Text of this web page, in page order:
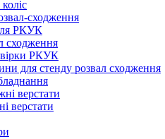
сходження
РКУК
сходження
РКУК
для стенду розвал сходження
верстати
верстати